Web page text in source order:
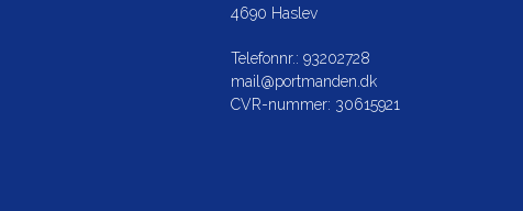
4690 Haslev
Telefonnr.: 93202728
mail@portmanden.dk
CVR-nummer: 30615921